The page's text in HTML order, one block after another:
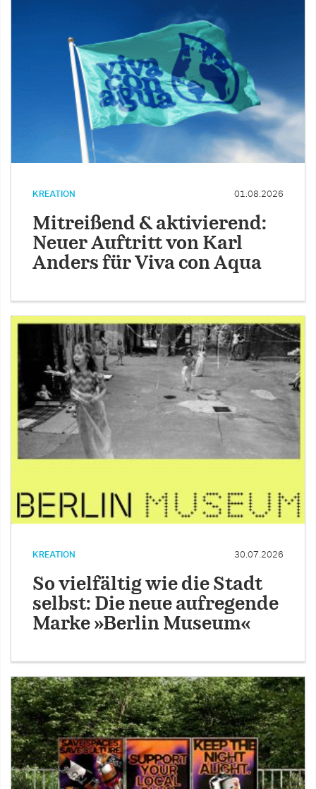
KREATION 01.08.2026
Mitreißend & aktivierend:
Neuer Auftritt von Karl
Anders für Viva con Aqua
KREATION 30.07.2026
So vielfältig wie die Stadt
selbst: Die neue aufregende
Marke »Berlin Museum«